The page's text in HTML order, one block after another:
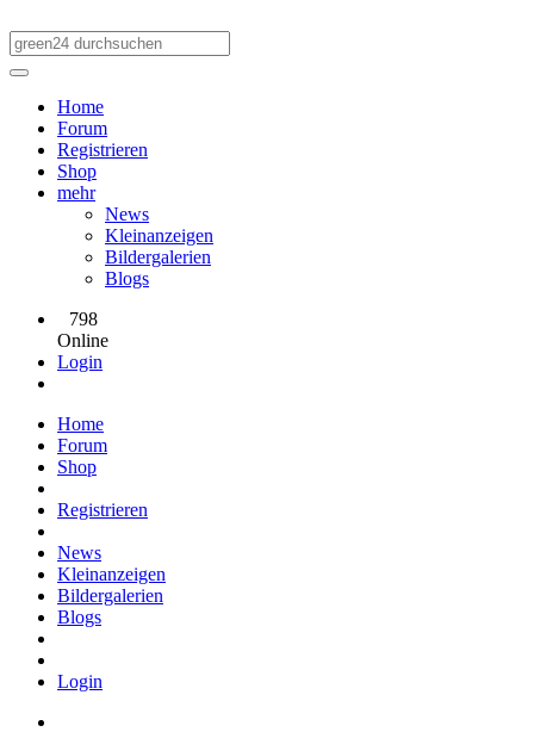
Home
Forum
Registrieren
Shop
mehr
News
Kleinanzeigen
Bildergalerien
Blogs
798
Online
Login
Home
Forum
Shop
Registrieren
News
Kleinanzeigen
Bildergalerien
Blogs
Login